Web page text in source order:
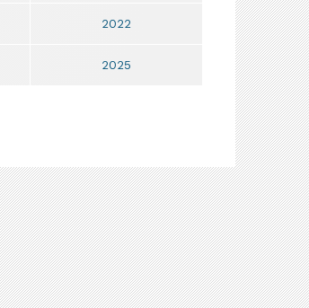
2022
2025